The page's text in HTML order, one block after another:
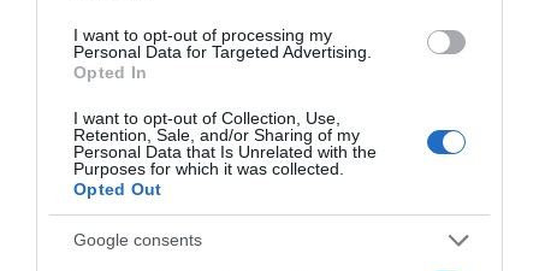
I want to opt-out of processing my
Personal Data for Targeted Advertising.
Opted In
I want to opt-out of Collection, Use,
Retention, Sale, and/or Sharing of my
Personal Data that Is Unrelated with the
Purposes for which it was collected.
Opted Out
Google consents
ΔΙΑΒΑΣΤΕ ΚΑΙ ΤΑ ΠΑΡΑΚΑΤΩ
Μεταμόρφωση του Σωτήρος: Τα έθιμα, ο
συμβολισμός και η αλλαγή του καιρού
Κάποιοι εντός ΕΛΑΣ εκθέτουν τον Τσίπρα